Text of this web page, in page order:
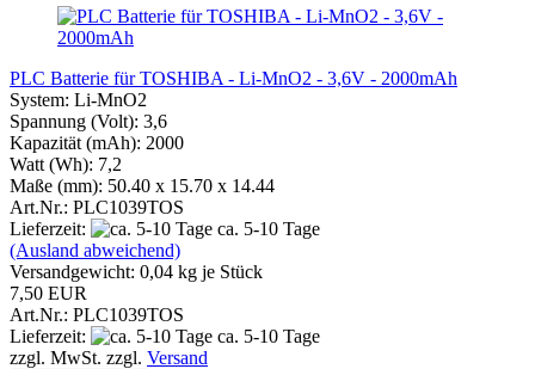
PLC Batterie für TOSHIBA - Li-MnO2 - 3,6V - 2000mAh
System: Li-MnO2
Spannung (Volt): 3,6
Kapazität (mAh): 2000
Watt (Wh): 7,2
Maße (mm): 50.40 x 15.70 x 14.44
Art.Nr.: PLC1039TOS
Lieferzeit:
ca. 5-10 Tage
(Ausland abweichend)
Versandgewicht: 0,04 kg je Stück
7,50 EUR
Art.Nr.: PLC1039TOS
Lieferzeit:
ca. 5-10 Tage
zzgl. MwSt. zzgl. Versand